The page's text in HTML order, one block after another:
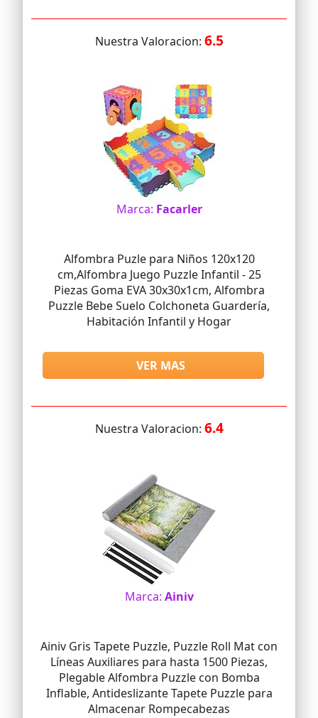
Nuestra Valoracion: 6.5
Marca: Facarler
Alfombra Puzle para Niños 120x120
cm,Alfombra Juego Puzzle Infantil - 25
Piezas Goma EVA 30x30x1cm, Alfombra
Puzzle Bebe Suelo Colchoneta Guardería,
Habitación Infantil y Hogar
VER MAS
Nuestra Valoracion: 6.4
Marca: Ainiv
Ainiv Gris Tapete Puzzle, Puzzle Roll Mat con
Líneas Auxiliares para hasta 1500 Piezas,
Plegable Alfombra Puzzle con Bomba
Inflable, Antideslizante Tapete Puzzle para
Almacenar Rompecabezas